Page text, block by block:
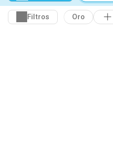
Filtros Oro